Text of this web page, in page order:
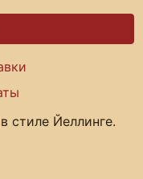
стиле Йеллинге.